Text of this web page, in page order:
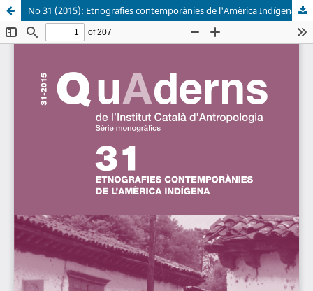
No 31 (2015): Etnografies contemporànies de l'Amèrica Indígena